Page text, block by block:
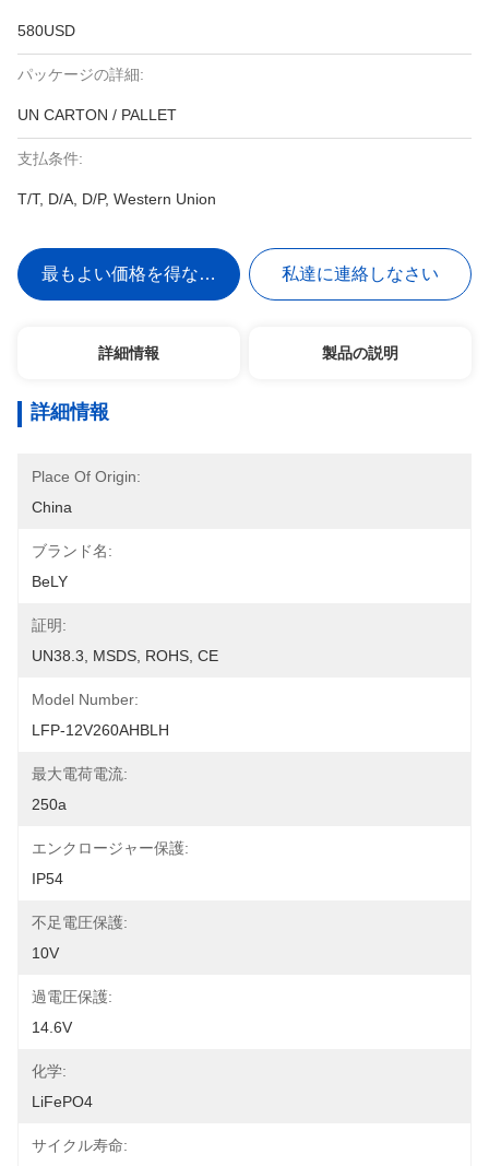
580USD
パッケージの詳細:
UN CARTON / PALLET
支払条件:
T/T, D/A, D/P, Western Union
最もよい価格を得なさい 私達に連絡しなさい
詳細情報 製品の説明
詳細情報
Place Of Origin:
China
ブランド名:
BeLY
証明:
UN38.3, MSDS, ROHS, CE
Model Number:
LFP-12V260AHBLH
最大電荷電流:
250a
エンクロージャー保護:
IP54
不足電圧保護:
10V
過電圧保護:
14.6V
化学:
LiFePO4
サイクル寿命: